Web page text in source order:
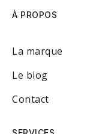
À PROPOS
La marque
Le blog
Contact